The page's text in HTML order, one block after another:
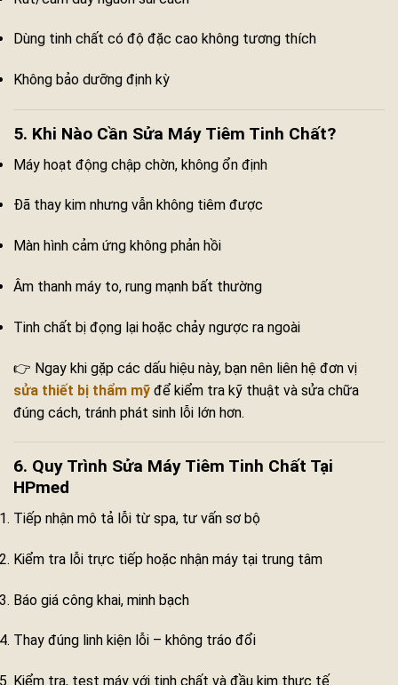
Dùng tinh chất có độ đặc cao không tương thích
Không bảo dưỡng định kỳ
5. Khi Nào Cần Sửa Máy Tiêm Tinh Chất?
Máy hoạt động chập chờn, không ổn định
Đã thay kim nhưng vẫn không tiêm được
Màn hình cảm ứng không phản hồi
Âm thanh máy to, rung mạnh bất thường
Tinh chất bị đọng lại hoặc chảy ngược ra ngoài
👉 Ngay khi gặp các dấu hiệu này, bạn nên liên hệ đơn vị
sửa thiết bị thẩm mỹ để kiểm tra kỹ thuật và sửa chữa
đúng cách, tránh phát sinh lỗi lớn hơn.
6. Quy Trình Sửa Máy Tiêm Tinh Chất Tại
HPmed
Tiếp nhận mô tả lỗi từ spa, tư vấn sơ bộ
Kiểm tra lỗi trực tiếp hoặc nhận máy tại trung tâm
Báo giá công khai, minh bạch
Thay đúng linh kiện lỗi – không tráo đổi
Kiểm tra, test máy với tinh chất và đầu kim thực tế